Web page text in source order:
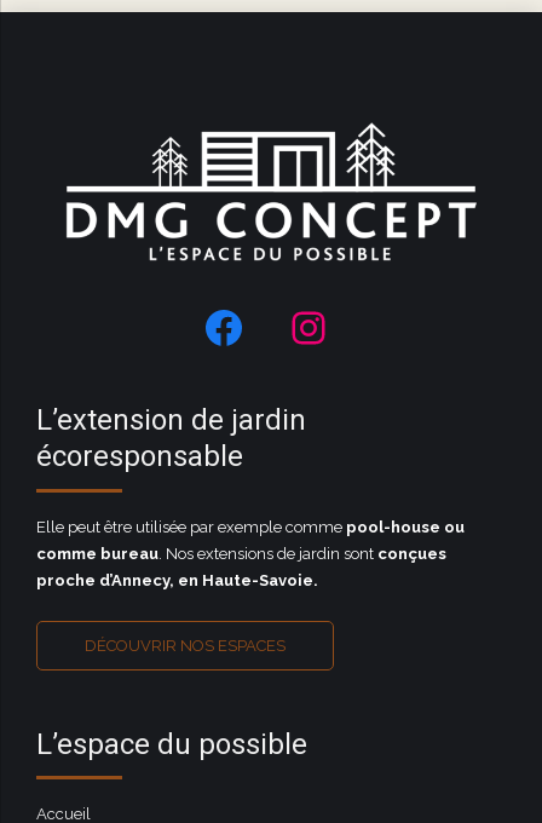
L’extension de jardin
écoresponsable
Elle peut être utilisée par exemple comme pool-house ou
comme bureau . Nos extensions de jardin sont conçues
proche d’Annecy, en Haute-Savoie.
DÉCOUVRIR NOS ESPACES
L’espace du possible
Accueil